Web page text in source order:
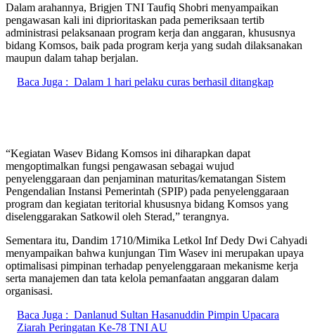
Dalam arahannya, Brigjen TNI Taufiq Shobri menyampaikan
pengawasan kali ini diprioritaskan pada pemeriksaan tertib
administrasi pelaksanaan program kerja dan anggaran, khususnya
bidang Komsos, baik pada program kerja yang sudah dilaksanakan
maupun dalam tahap berjalan.
Baca Juga : Dalam 1 hari pelaku curas berhasil ditangkap
“Kegiatan Wasev Bidang Komsos ini diharapkan dapat
mengoptimalkan fungsi pengawasan sebagai wujud
penyelenggaraan dan penjaminan maturitas/kematangan Sistem
Pengendalian Instansi Pemerintah (SPIP) pada penyelenggaraan
program dan kegiatan teritorial khususnya bidang Komsos yang
diselenggarakan Satkowil oleh Sterad,” terangnya.
Sementara itu, Dandim 1710/Mimika Letkol Inf Dedy Dwi Cahyadi
menyampaikan bahwa kunjungan Tim Wasev ini merupakan upaya
optimalisasi pimpinan terhadap penyelenggaraan mekanisme kerja
serta manajemen dan tata kelola pemanfaatan anggaran dalam
organisasi.
Baca Juga : Danlanud Sultan Hasanuddin Pimpin Upacara
Ziarah Peringatan Ke-78 TNI AU